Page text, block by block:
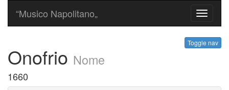
Toggle
“Musico Napolitano„
Toggle nav
Onofrio Nome
1660